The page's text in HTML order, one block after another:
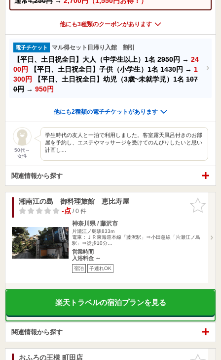
他にも3種類のクーポンがあります
電子チケット マル得セット日帰り入館 割引
【平日、土日祝全日】大人（中学生以上）1名 2950円 → 24
00円
【平日、土日祝全日】子供（小学生）1名 1430円 → 1
300円
【平日、土日祝全日】幼児（3歳~未就学児）1名 107
0円 → 950円
他にも2種類の電子チケットがあります
50代～
女性
学生時代の友人と一泊で利用しました。客室露天風呂付きのお部
屋を予約し、エステやマッサージを受けてのんびりしたいと思い
計画し…
関連情報から探す
お気に入
りに追加
湘南江の島 御料理旅館 恵比寿屋
-点/ 0 件
神奈川県 / 藤沢市
片瀬江ノ島駅833m
電車：ＪＲ東海道本線「藤沢駅」⇒小田急線「片瀬江ノ島
駅」⇒徒歩10分…
営業時間
入浴料金 ～
宿泊 子連れOK
楽天トラベルの宿泊プランを見る
関連情報から探す
お気に入
おふろの王様 町田店